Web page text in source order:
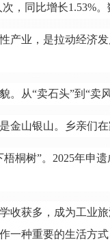
，同比增长1.53%
产业，是拉动经济
。从“卖石头”到“
金山银山。乡亲们
梧桐树”。2025年
收获多，成为工业
一种重要的生活方